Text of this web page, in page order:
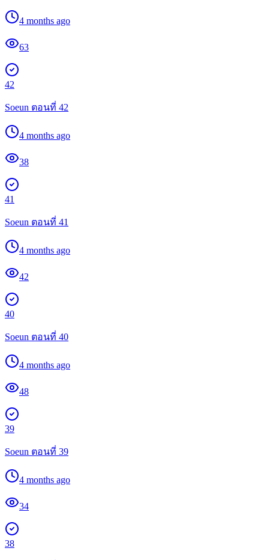
4 months ago
63
42
Soeun ตอนที่ 42
4 months ago
38
41
Soeun ตอนที่ 41
4 months ago
42
40
Soeun ตอนที่ 40
4 months ago
48
39
Soeun ตอนที่ 39
4 months ago
34
38